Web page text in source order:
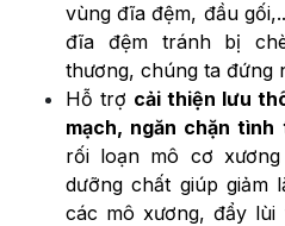
vùng đĩa đệm, đầu
đĩa đệm tránh bị
thương, chúng ta đứng
Hỗ trợ cải thiện lưu
mạch, ngăn chặn
rối loạn mô cơ
dưỡng chất giúp giảm
các mô xương, đẩy